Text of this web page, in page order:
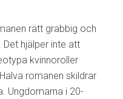
rätt grabbig och
hjälper inte att
kvinnoroller
romanen skildrar
Ungdomarna i 20-